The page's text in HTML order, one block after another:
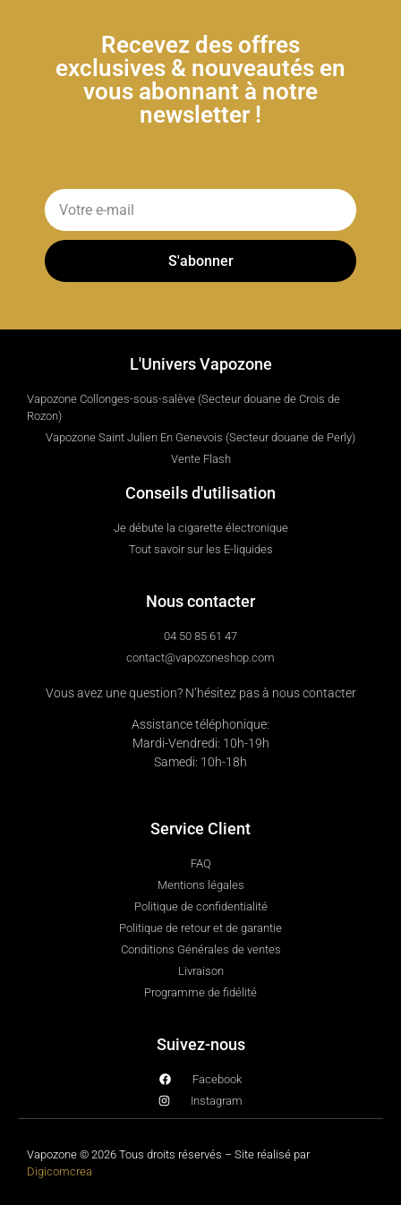
Recevez des offres
exclusives & nouveautés en
vous abonnant à notre
newsletter !
S'abonner
L'Univers Vapozone
Vapozone Collonges-sous-salève (Secteur douane de Crois de
Rozon)
Vapozone Saint Julien En Genevois (Secteur douane de Perly)
Vente Flash
Conseils d'utilisation
Je débute la cigarette électronique
Tout savoir sur les E-liquides
Nous contacter
04 50 85 61 47
contact@vapozoneshop.com
Vous avez une question? N’hésitez pas à nous contacter
Assistance téléphonique:
Mardi-Vendredi: 10h-19h
Samedi: 10h-18h
Service Client
FAQ
Mentions légales
Politique de confidentialité
Politique de retour et de garantie
Conditions Générales de ventes
Livraison
Programme de fidélité
Suivez-nous
Facebook
Instagram
Vapozone © 2026 Tous droits réservés – Site réalisé par
Digicomcrea